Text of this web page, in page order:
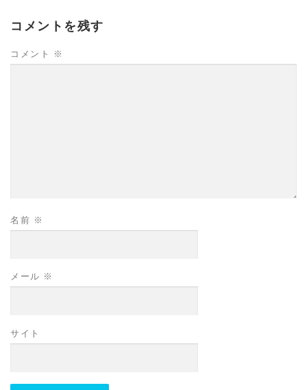
コメントを残す
コメント ※
名前 ※
メール ※
サイト